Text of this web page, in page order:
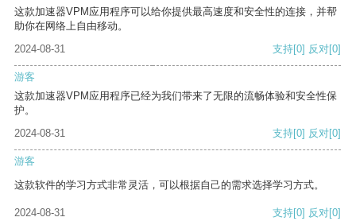
这款加速器VPM应用程序可以给你提供最高速度和安全性的连接，并帮
助你在网络上自由移动。
2024-08-31
支持[0] 反对[0]
游客
这款加速器VPM应用程序已经为我们带来了无限的流畅体验和安全性保
护。
2024-08-31
支持[0] 反对[0]
游客
这款软件的学习方式非常灵活，可以根据自己的需求选择学习方式。
2024-08-31 支持[0] 反对[0]